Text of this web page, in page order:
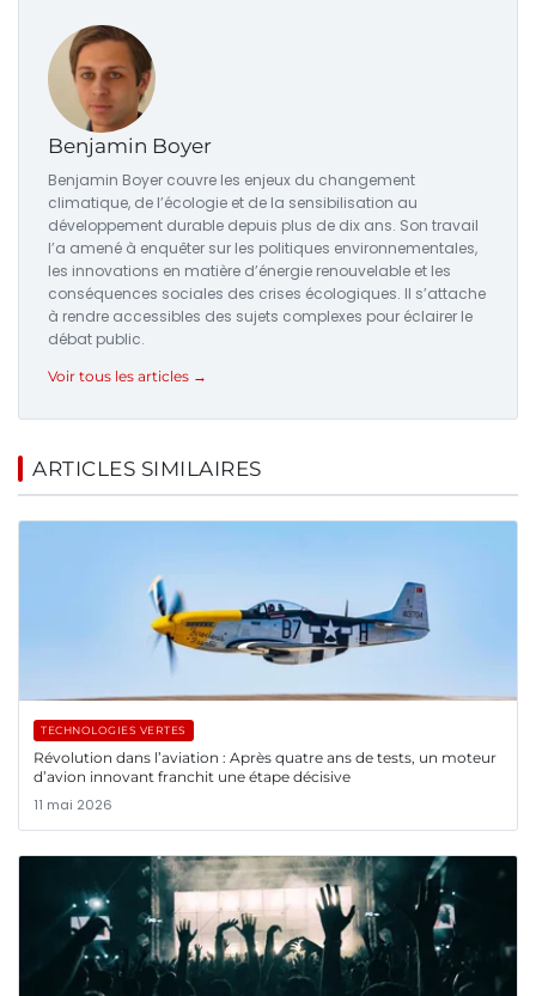
Benjamin Boyer
Benjamin Boyer couvre les enjeux du changement
climatique, de l’écologie et de la sensibilisation au
développement durable depuis plus de dix ans. Son travail
l’a amené à enquêter sur les politiques environnementales,
les innovations en matière d’énergie renouvelable et les
conséquences sociales des crises écologiques. Il s’attache
à rendre accessibles des sujets complexes pour éclairer le
débat public.
Voir tous les articles →
ARTICLES SIMILAIRES
TECHNOLOGIES VERTES
Révolution dans l’aviation : Après quatre ans de tests, un moteur
d’avion innovant franchit une étape décisive
11 mai 2026